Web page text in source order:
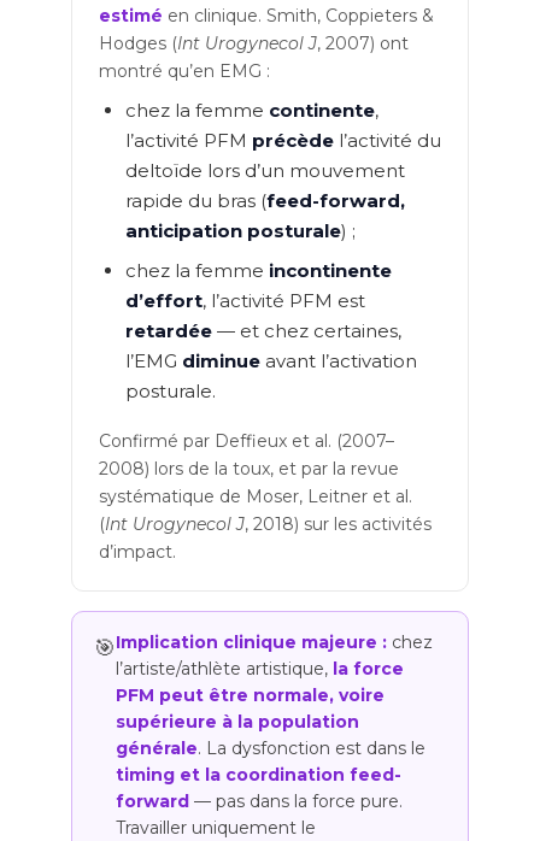
estimé en clinique. Smith, Coppieters &
Hodges (Int Urogynecol J, 2007) ont
montré qu’en EMG :
chez la femme continente,
l’activité PFM précède l’activité du
deltoïde lors d’un mouvement
rapide du bras (feed-forward,
anticipation posturale) ;
chez la femme incontinente
d’effort, l’activité PFM est
retardée — et chez certaines,
l’EMG diminue avant l’activation
posturale.
Confirmé par Deffieux et al. (2007–
2008) lors de la toux, et par la revue
systématique de Moser, Leitner et al.
(Int Urogynecol J, 2018) sur les activités
d’impact.
🎯Implication clinique majeure : chez
l’artiste/athlète artistique, la force
PFM peut être normale, voire
supérieure à la population
générale. La dysfonction est dans le
timing et la coordination feed-
forward — pas dans la force pure.
Travailler uniquement le